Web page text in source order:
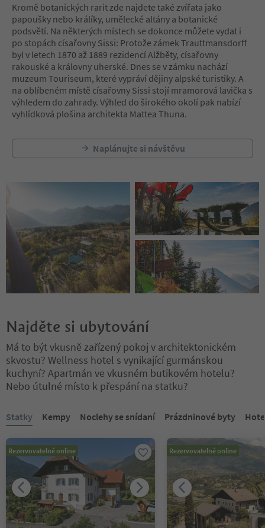
Kromě botanických rarit zde najdete také zvířata jako
papoušky nebo králíky, umělecké altány a botanické
podsvětí. Na některých místech se dokonce můžete vydat i
po stopách císařovny Sissi: Protože zámek Trauttmansdorff
byl v letech 1870 až 1889 rezidencí Alžběty, císařovny
rakouské a královny uherské. Dnes se v zámku nachází
muzeum Touriseum, které vypráví dějiny alpské turistiky. A
na oblíbeném místě císařovny Sissi stojí mramorová lavička s
výhledem do zahrady. Výhled do širokého okolí pak nabízí
vyhlídková plošina architekta Mattea Thuna.
Naplánujte si návštěvu
Najděte si ubytování
Má to být vkusně zařízený pokoj v architektonickém
skvostu? Wellness hotel s vynikající gurmánskou
kuchyní? Apartmán ve vkusném butikovém hotelu?
Nebo útulné místo k přespání na statku?
Nacházíte se na tabulkovém posuvníku. Vyberte kartu pro
Statky Kempy Noclehy se snídaní Prázdninové byty
Rezervovatelné online Rezervovatelné online